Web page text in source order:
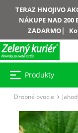
TERAZ HNOJIVO
NÁKUPE NAD 200
ZADARMO|
Produkty
Drobné ovocie